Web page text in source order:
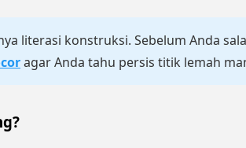
literasi konstruksi. Sebelum Anda
agar Anda tahu persis titik lemah